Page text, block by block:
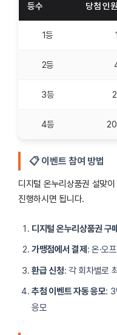
등수 당첨 인원
1등
2등
3등
4등
📋 이벤트 참여 방법
디지털 온누리상품권 설맞
진행하시면 됩니다.
디지털 온누리상품권 구
가맹점에서 결제 : 온·오
환급 신청: 각 회차별로
추첨 이벤트 자동 응모: 3
응모